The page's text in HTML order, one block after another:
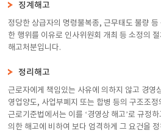
징계해고
정당한 상급자의 명령불복종, 근무태도 불량 등
한 행위를 이유로 인사위원회 개최 등 소정의
해고처분입니다.
정리해고
근로자에게 책임있는 사유에 의하지 않고 경영
영업양도, 사업부폐지 또는 합병 등의 구조조
근로기준법에서는 이를 ‘경영상 해고’로 규정
의한 해고에 비하여 보다 엄격하게 그 요건을